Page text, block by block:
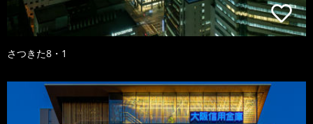
さつきた8・1